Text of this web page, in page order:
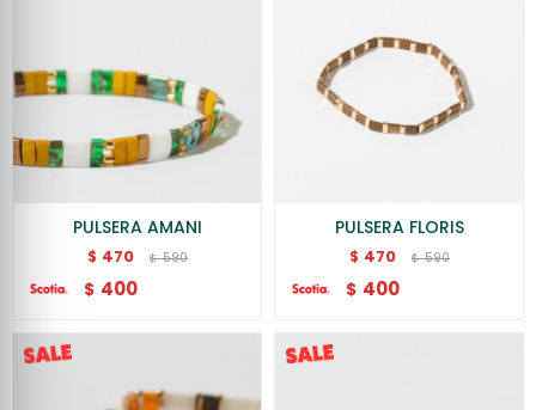
PULSERA AMANI
$ 470 $ 590
$ 400
PULSERA FLORIS
$ 470 $ 590
$ 400